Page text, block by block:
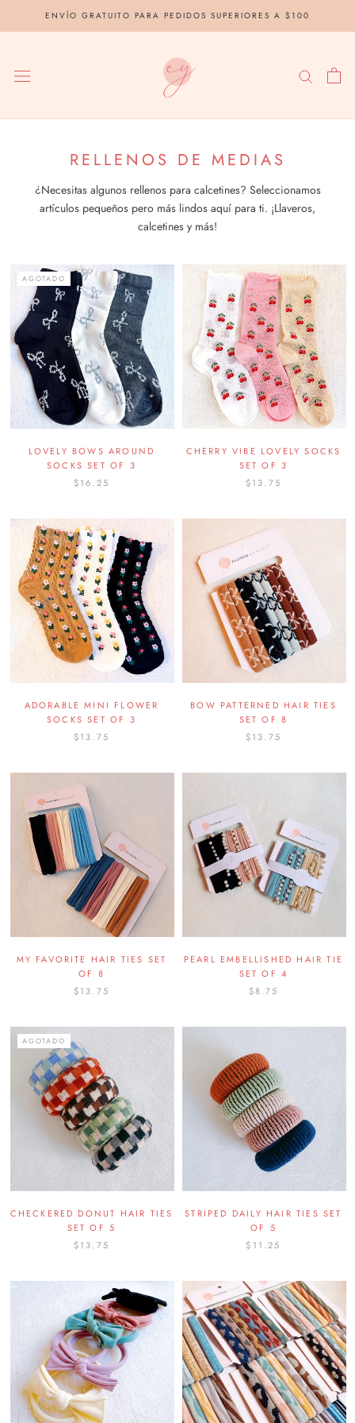
ENVÍO GRATUITO PARA PEDIDOS SUPERIORES A $100
RELLENOS DE MEDIAS
¿Necesitas algunos rellenos para calcetines? Seleccionamos
artículos pequeños pero más lindos aquí para ti. ¡Llaveros,
calcetines y más!
AGOTADO
LOVELY BOWS AROUND
SOCKS SET OF 3
$16.25
CHERRY VIBE LOVELY SOCKS
SET OF 3
$13.75
ADORABLE MINI FLOWER
SOCKS SET OF 3
$13.75
BOW PATTERNED HAIR TIES
SET OF 8
$13.75
MY FAVORITE HAIR TIES SET
OF 8
$13.75
PEARL EMBELLISHED HAIR TIE
SET OF 4
$8.75
AGOTADO
CHECKERED DONUT HAIR TIES
SET OF 5
$13.75
STRIPED DAILY HAIR TIES SET
OF 5
$11.25